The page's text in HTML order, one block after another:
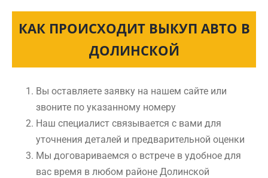
КАК ПРОИСХОДИТ ВЫКУП АВТО В
ДОЛИНСКОЙ
Вы оставляете заявку на нашем сайте или
звоните по указанному номеру
Наш специалист связывается с вами для
уточнения деталей и предварительной оценки
Мы договариваемся о встрече в удобное для
вас время в любом районе Долинской